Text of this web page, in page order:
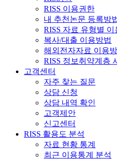
RISS 이용권한
내 추천논문 등록방
RISS 자료 유형별 이
복사/대출 이용방법
해외전자자료 이용
RISS 정보취약계층
고객센터
자주 찾는 질문
상담 신청
상담 내역 확인
고객제안
신고센터
RISS 활용도 분석
자료 현황 통계
최근 이용통계 분석